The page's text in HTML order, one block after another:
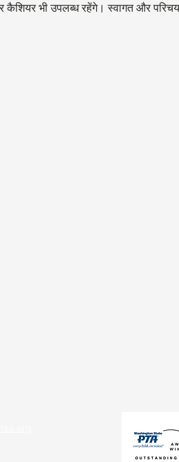
भी उपलब्ध रहेंगे। स्वागत और